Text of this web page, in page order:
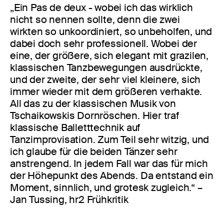
„Ein Pas de deux - wobei ich das wirklich
nicht so nennen sollte, denn die zwei
wirkten so unkoordiniert, so unbeholfen, und
dabei doch sehr professionell. Wobei der
eine, der größere, sich elegant mit grazilen,
klassischen Tanzbewegungen ausdrückte,
und der zweite, der sehr viel kleinere, sich
immer wieder mit dem größeren verhakte.
All das zu der klassischen Musik von
Tschaikowskis Dornröschen. Hier traf
klassische Balletttechnik auf
Tanzimprovisation. Zum Teil sehr witzig, und
ich glaube für die beiden Tänzer sehr
anstrengend. In jedem Fall war das für mich
der Höhepunkt des Abends. Da entstand ein
Moment, sinnlich, und grotesk zugleich.“ –
Jan Tussing, hr2 Frühkritik